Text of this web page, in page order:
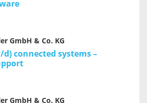
GmbH & Co. KG
connected systems –
GmbH & Co. KG